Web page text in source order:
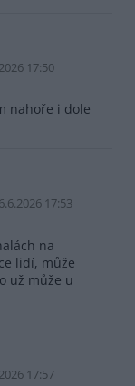
17:50
nahoře i dole
6.6.2026 17:53
na
lidí, může
už může u
17:57